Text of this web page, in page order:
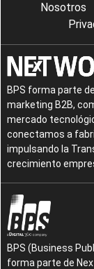
Nosotros
BPS forma parte de
marketing B2B,
mercado
conectamos a
impulsando la
crecimiento
BPS (Business
forma parte de